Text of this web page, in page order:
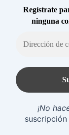
Regístrate
ninguna
¡No